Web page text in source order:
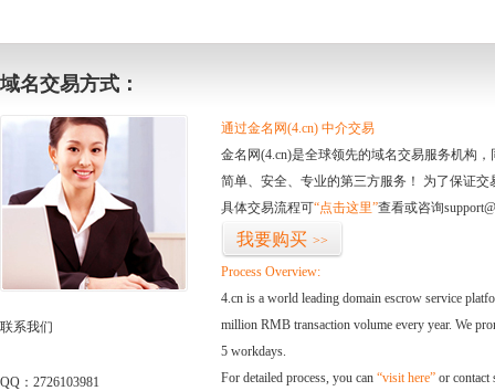
域名交易方式：
联系我们
QQ：2726103981
通过金名网(4.cn) 中介交易
金名网(4.cn)是全球领先的域名交易服务机构
简单、安全、专业的第三方服务！ 为了保证
具体交易流程可“点击这里”查看或咨询
我要购买 >>
Process Overview:
4.cn is a world leading domain escrow service
million RMB transaction volume every year. We
5 workdays.
For detailed process, you can “visit here” or contact